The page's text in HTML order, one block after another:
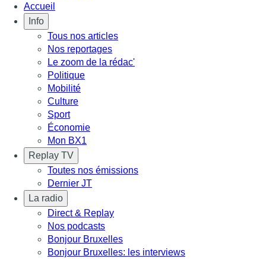
Accueil
Info
Tous nos articles
Nos reportages
Le zoom de la rédac'
Politique
Mobilité
Culture
Sport
Économie
Mon BX1
Replay TV
Toutes nos émissions
Dernier JT
La radio
Direct & Replay
Nos podcasts
Bonjour Bruxelles
Bonjour Bruxelles: les interviews